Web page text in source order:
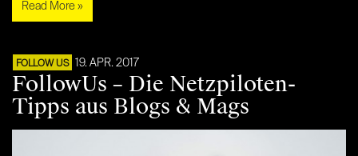
Read More »
FOLLOW US 19. APR. 2017
FollowUs – Die Netzpiloten-
Tipps aus Blogs & Mags